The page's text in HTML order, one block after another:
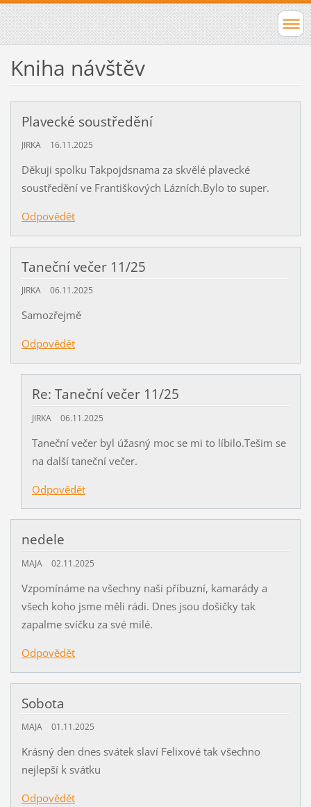
Kniha návštěv
Plavecké soustředění
JIRKA 16.11.2025
Děkuji spolku Takpojdsnama za skvělé plavecké
soustředění ve Františkových Lázních.Bylo to super.
Odpovědět
Taneční večer 11/25
JIRKA 06.11.2025
Samozřejmě
Odpovědět
Re: Taneční večer 11/25
JIRKA 06.11.2025
Taneční večer byl úžasný moc se mi to líbilo.Tešim se
na další taneční večer.
Odpovědět
nedele
MAJA 02.11.2025
Vzpomínáme na všechny naši příbuzní, kamarády a
všech koho jsme měli rádi. Dnes jsou došičky tak
zapalme svíčku za své milé.
Odpovědět
Sobota
MAJA 01.11.2025
Krásný den dnes svátek slaví Felixové tak všechno
nejlepší k svátku
Odpovědět